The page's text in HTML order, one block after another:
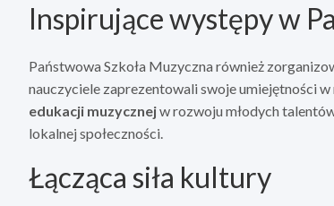
Inspirujące występy w
Państwowa Szkoła Muzyczna również
nauczyciele zaprezentowali swoje umiejętności
edukacji muzycznejw rozwoju młodych
lokalnej społeczności.
Łącząca siła kultury